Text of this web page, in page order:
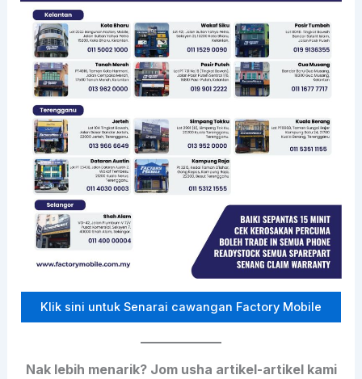
Klik sini untuk Senarai cawangan Factory Mobile
Nak lebih menarik? Jom usha artikel-artikel kami